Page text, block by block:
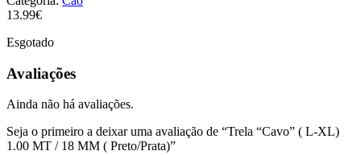
13.99€
Esgotado
Avaliações
Ainda não há avaliações.
Seja o primeiro a deixar uma avaliação de “Trela “Cavo” ( L-XL)
1.00 MT / 18 MM ( Preto/Prata)”